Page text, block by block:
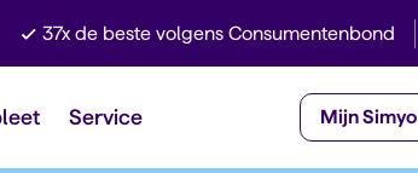
37x de beste volgens Consumentenbond
Service Mijn Simyo